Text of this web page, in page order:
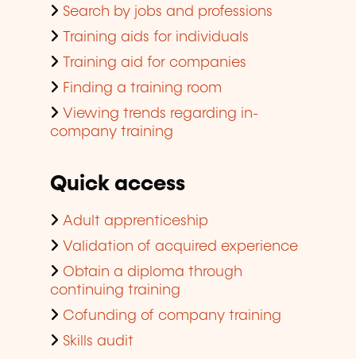
Search by jobs and professions
Training aids for individuals
Training aid for companies
Finding a training room
Viewing trends regarding in-
company training
Quick access
Adult apprenticeship
Validation of acquired experience
Obtain a diploma through
continuing training
Cofunding of company training
Skills audit